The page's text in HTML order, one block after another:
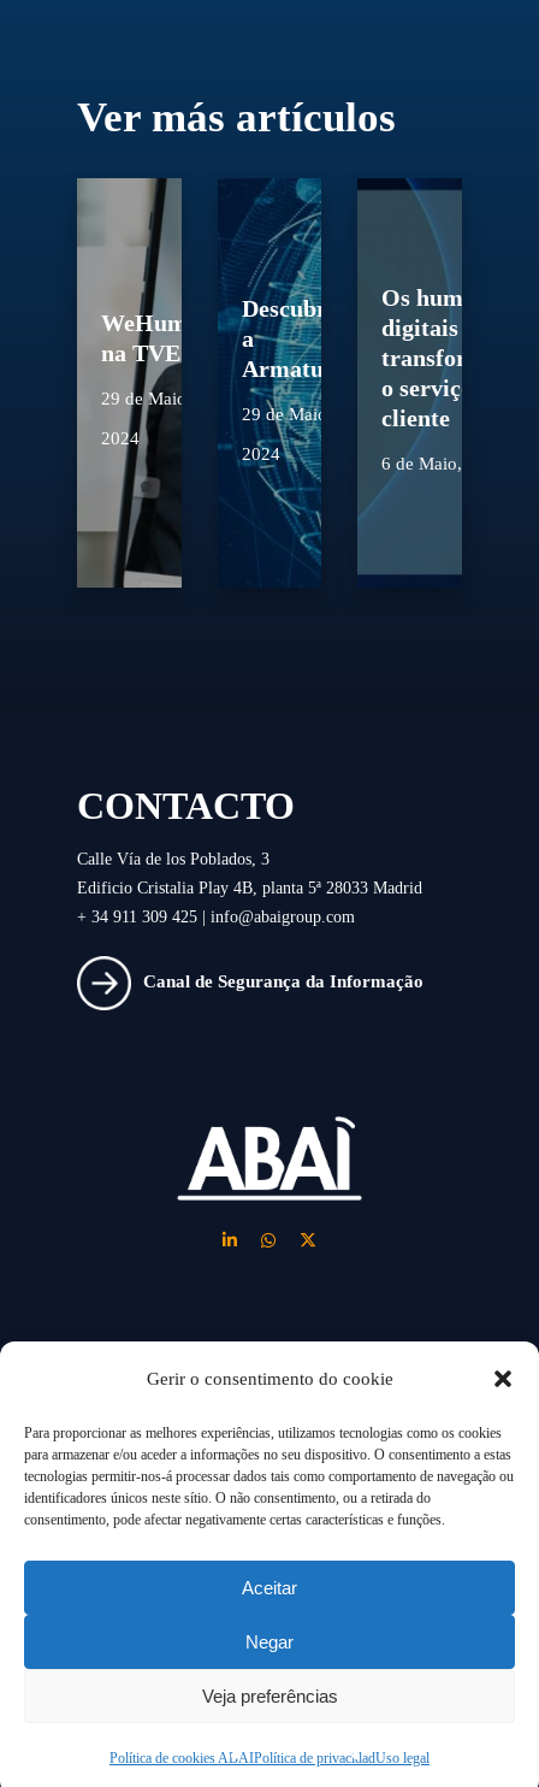
Gerir o consentimento do cookie
Para proporcionar as melhores experiências, utilizamos tecnologias como os cookies
para armazenar e/ou aceder a informações no seu dispositivo. O consentimento a estas
tecnologias permitir-nos-á processar dados tais como comportamento de navegação ou
identificadores únicos neste sítio. O não consentimento, ou a retirada do
consentimento, pode afectar negativamente certas características e funções.
Aceitar
Negar
Veja preferências
Política de cookies ABAIPolítica de privacidadUso legal
Ver más artículos
WeHumans
na TVE
29 de Maio,
2024
Descubra
a
Armatum
29 de Maio,
2024
Os humanos
digitais
transformam
o serviço ao
cliente
6 de Maio, 2024
CONTACTO
Calle Vía de los Poblados, 3
Edificio Cristalia Play 4B, planta 5ª 28033 Madrid
+ 34 911 309 425 | info@abaigroup.com
Canal de Segurança da Informação
Novos modelos
de negócio
Indústrias
Projetos
Aviso de Privacidade